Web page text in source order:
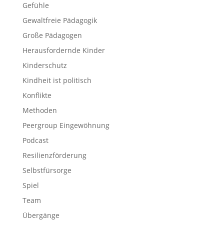
Gefühle
Gewaltfreie Pädagogik
Große Pädagogen
Herausfordernde Kinder
Kinderschutz
Kindheit ist politisch
Konflikte
Methoden
Peergroup Eingewöhnung
Podcast
Resilienzförderung
Selbstfürsorge
Spiel
Team
Übergänge